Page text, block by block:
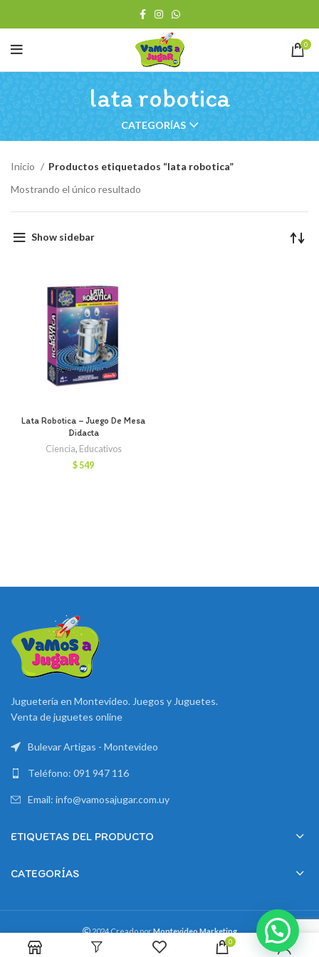
0
lata robotica
CATEGORÍAS
Inicio
Productos etiquetados “lata robotica”
Mostrando el único resultado
Show sidebar
Lata Robotica – Juego De Mesa
Didacta
Ciencia, Educativos
$549
Juguetería en Montevideo. Juegos y Juguetes.
Venta de juguetes online
Bulevar Artigas - Montevideo
Teléfono: 091 947 116
Email: info@vamosajugar.com.uy
ETIQUETAS DEL PRODUCTO
CATEGORÍAS
2024 Creado porMontevideo Marketing
0